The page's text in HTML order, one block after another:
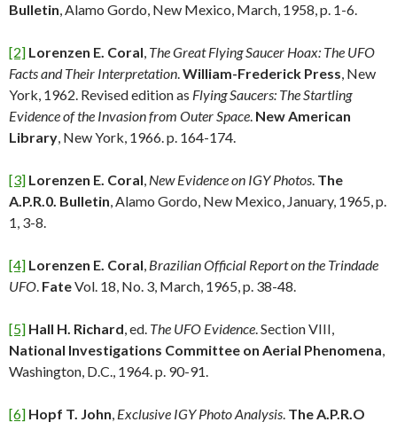
Bulletin, Alamo Gordo, New Mexico, March, 1958, p. 1-6.
[2] Lorenzen E. Coral, The Great Flying Saucer Hoax: The UFO
Facts and Their Interpretation.William-Frederick Press, New
York, 1962. Revised edition as Flying Saucers: The Startling
Evidence of the Invasion from Outer Space. New American
Library, New York, 1966. p. 164-174.
[3] Lorenzen E. Coral, New Evidence on IGY Photos. The
A.P.R.0. Bulletin, Alamo Gordo, New Mexico, January, 1965, p.
1, 3-8.
[4] Lorenzen E. Coral, Brazilian Official Report on the Trindade
UFO. FateVol. 18, No. 3, March, 1965, p. 38-48.
[5] Hall H. Richard, ed. The UFO Evidence. Section VIII,
National Investigations Committee on Aerial Phenomena,
Washington, D.C., 1964. p. 90-91.
[6] Hopf T. John, Exclusive IGY Photo Analysis. The A.P.R.O